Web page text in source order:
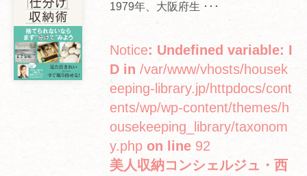
1979年、大阪府生 ･･･
Notice: Undefined variable: I
D in /var/www/vhosts/housek
eeping-library.jp/httpdocs/cont
ents/wp/wp-content/themes/h
ousekeeping_library/taxonom
y.php on line 92
美人収納コンシェルジュ・西